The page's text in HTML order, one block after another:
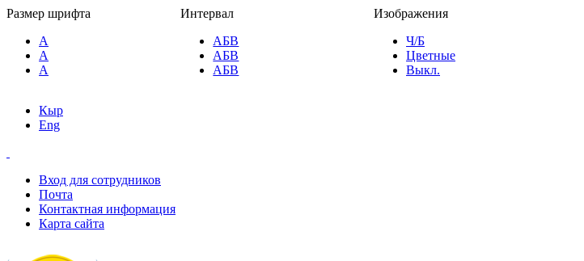
Размер шрифта
A
A
A
Интервал
AБВ
AБВ
AБВ
Изображения
Ч/Б
Цветные
Выкл.
Кыр
Eng
Вход для сотрудников
Почта
Контактная информация
Карта сайта